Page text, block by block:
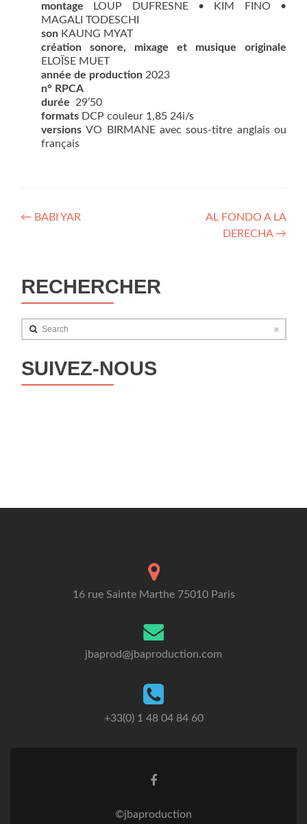
montage
LOUP DUFRESNE • KIM FINO •
MAGALI TODESCHI
son KAUNG MYAT
création sonore, mixage et musique originale
ELOÏSE MUET
année de production 2023
n° RPCA
durée 29’50
formats DCP couleur 1,85 24i/s
versionsVO BIRMANE avec sous-titre anglais ou
français
Navigation
← BABI YAR
AL FONDO A LA
DERECHA →
RECHERCHER
Search
SUIVEZ-NOUS
16 rue Sainte Marthe 75010 Paris
jbaprod@jbaproduction.com
+33(0) 1 48 04 84 60
©jbaproduction